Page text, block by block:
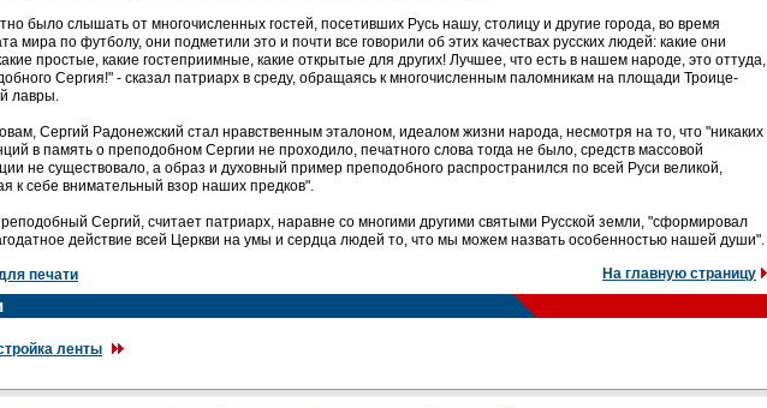
было слышать от многочисленных гостей, посетивших Русь нашу, столицу и другие города, во время
мира по футболу, они подметили это и почти все говорили об этих качествах русских людей: какие они
простые, какие гостеприимные, какие открытые для других! Лучшее, что есть в нашем народе, это оттуда,
Сергия!" - сказал патриарх в среду, обращаясь к многочисленным паломникам на площади Троице-
лавры.
Сергий Радонежский стал нравственным эталоном, идеалом жизни народа, несмотря на то, что "никаких
в память о преподобном Сергии не проходило, печатного слова тогда не было, средств массовой
не существовало, а образ и духовный пример преподобного распространился по всей Руси великой,
к себе внимательный взор наших предков".
Сергий, считает патриарх, наравне со многими другими святыми Русской земли, "сформировал
действие всей Церкви на умы и сердца людей то, что мы можем назвать особенностью нашей души".
печати На главную страницу
ленты